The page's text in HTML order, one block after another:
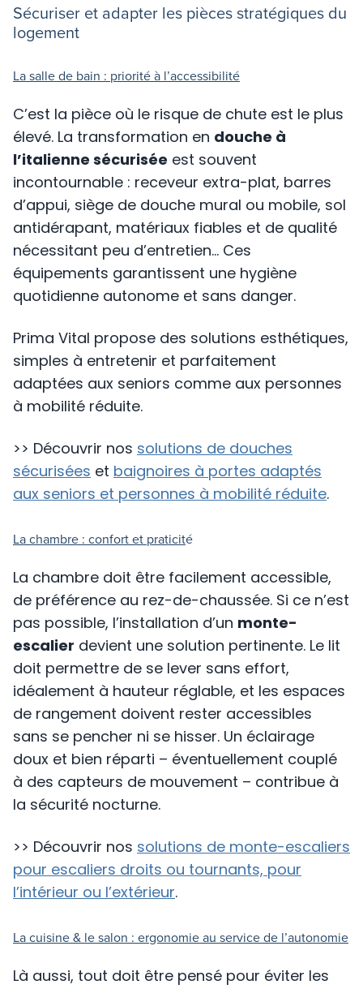
Sécuriser et adapter les pièces stratégiques du
logement
La salle de bain : priorité à l’accessibilité
C’est la pièce où le risque de chute est le plus
élevé. La transformation en douche à
l’italienne sécurisée est souvent
incontournable : receveur extra-plat, barres
d’appui, siège de douche mural ou mobile, sol
antidérapant, matériaux fiables et de qualité
nécessitant peu d’entretien… Ces
équipements garantissent une hygiène
quotidienne autonome et sans danger.
Prima Vital propose des solutions esthétiques,
simples à entretenir et parfaitement
adaptées aux seniors comme aux personnes
à mobilité réduite.
>> Découvrir nos solutions de douches
sécurisées et baignoires à portes adaptés
aux seniors et personnes à mobilité réduite.
La chambre : confort et praticité
La chambre doit être facilement accessible,
de préférence au rez-de-chaussée. Si ce n’est
pas possible, l’installation d’un monte-
escalier devient une solution pertinente. Le lit
doit permettre de se lever sans effort,
idéalement à hauteur réglable, et les espaces
de rangement doivent rester accessibles
sans se pencher ni se hisser. Un éclairage
doux et bien réparti – éventuellement couplé
à des capteurs de mouvement – contribue à
la sécurité nocturne.
>> Découvrir nos solutions de monte-escaliers
pour escaliers droits ou tournants, pour
l’intérieur ou l’extérieur.
La cuisine & le salon : ergonomie au service de l’autonomie
Là aussi, tout doit être pensé pour éviter les